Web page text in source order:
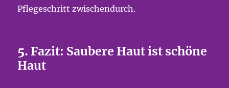
Pflegeschritt zwischendurch.
5.Fazit: Saubere Haut ist schöne
Haut